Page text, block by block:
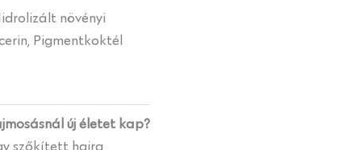
növényi
Pigmentkoktél
új életet kap?
szőkített hajra